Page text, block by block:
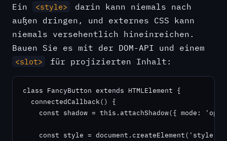
Ein
<style>
darin kann niemals nach
außen dringen, und externes CSS kann
niemals versehentlich hineinreichen.
Bauen Sie es mit der DOM-API und einem
<slot> für projizierten Inhalt:
class FancyButton extends HTMLElement {
  connectedCallback() {
const shadow = this.attachShadow({ mode:
    const style = document.createElement('style');